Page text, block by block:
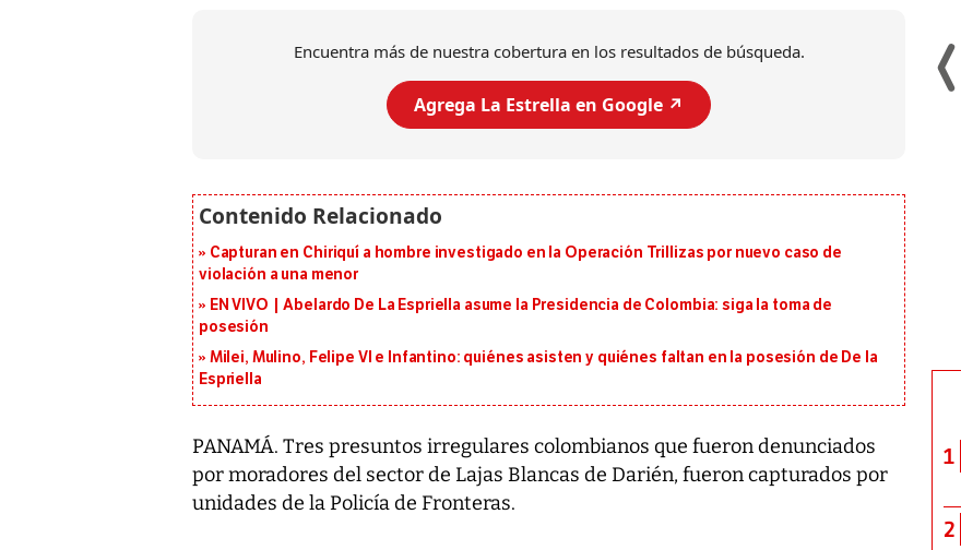
Encuentra más de nuestra cobertura en los resultados de búsqueda.
Agrega La Estrella en Google ↗️
Capturan en Chiriquí a hombre investigado en la Operación Trillizas por nuevo caso de
violación a una menor
EN VIVO | Abelardo De La Espriella asume la Presidencia de Colombia: siga la toma de
posesión
Milei, Mulino, Felipe VI e Infantino: quiénes asisten y quiénes faltan en la posesión de De la
Espriella
PANAMÁ. Tres presuntos irregulares colombianos que fueron denunciados
por moradores del sector de Lajas Blancas de Darién, fueron capturados por
unidades de la Policía de Fronteras.
Un fuerte terremoto de magnitud
7,1 se registró este martes 28 de
1
2